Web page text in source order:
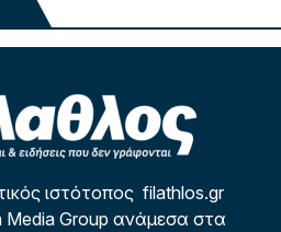
ιστότοπος filathlos.gr
Media Group ανάμεσα στα